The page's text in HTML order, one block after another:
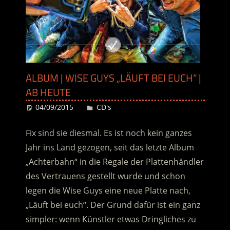
ALBUM | WISE GUYS „LÄUFT BEI EUCH“ |
AB HEUTE
04/09/2015 Desiree
CD's
Fix sind sie diesmal. Es ist noch kein ganzes
Jahr ins Land gezogen, seit das letzte Album
„Achterbahn“ in die Regale der Plattenhändler
des Vertrauens gestellt wurde und schon
legen die Wise Guys eine neue Platte nach,
„Läuft bei euch“. Der Grund dafür ist ein ganz
simpler: wenn Künstler etwas Dringliches zu